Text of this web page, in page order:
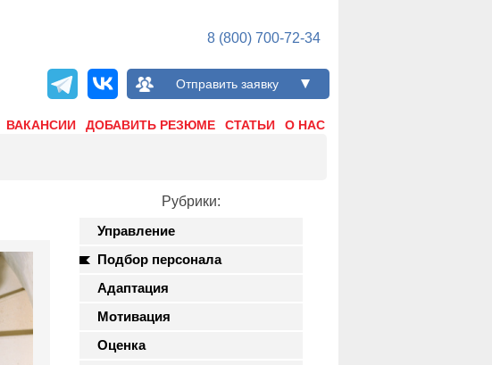
8 (800) 700-72-34
Отправить заявку
ВАКАНСИИ ДОБАВИТЬ РЕЗЮМЕ СТАТЬИ О НАС
Рубрики:
Управление
Подбор персонала
Адаптация
Мотивация
Оценка